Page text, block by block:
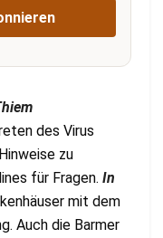
des Virus
zu
für Fragen. In
mit dem
Auch die Barmer